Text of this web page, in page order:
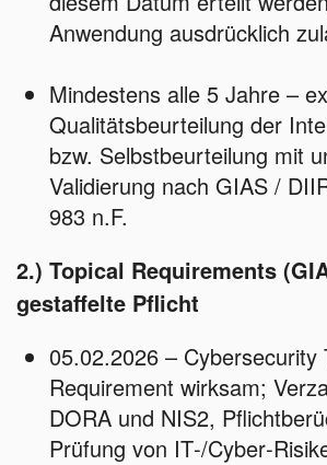
Anwendung ausdrücklich
Mindestens alle 5 Jahre –
Qualitätsbeurteilung der
bzw. Selbstbeurteilung mit
Validierung nach GIAS /
983 n.F.
2.) Topical Requirements
gestaffelte Pflicht
05.02.2026 – Cybersecurity
Requirement wirksam;
DORA und NIS2,
Prüfung von IT‑/